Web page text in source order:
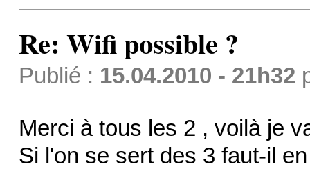
Re: Wifi possible ?
Publié : 15.04.2010 - 21h32
Merci à tous les 2 , voilà je
Si l'on se sert des 3 faut-il